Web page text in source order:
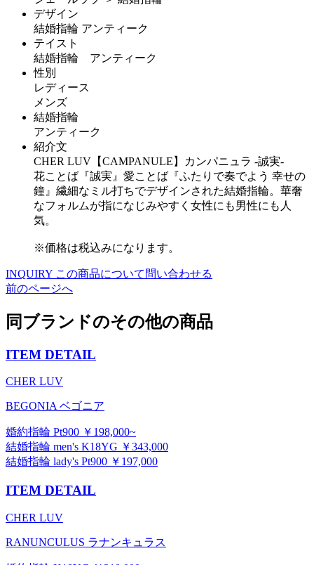
デザイン
結婚指輪 アンティーク
テイスト
結婚指輪 アンティーク
性別
レディース
メンズ
結婚指輪
アンティーク
紹介文
CHER LUV【CAMPANULE】カンパニュラ -誠実-
花ことば『誠実』愛ことば『ふたりで奏でよう 幸せの
鐘』繊細なミル打ちでデザインされた結婚指輪。華奢
なフォルムが指になじみやすく女性にも男性にも人
気。
※価格は税込みになります。
INQUIRY この商品について問い合わせる
前のページへ
同ブランドのその他の商品
ITEM DETAIL
CHER LUV
BEGONIA ベゴニア
婚約指輪 Pt900 ￥198,000~
結婚指輪 men's K18YG ￥343,000
結婚指輪 lady's Pt900 ￥197,000
ITEM DETAIL
CHER LUV
RANUNCULUS ラナンキュラス